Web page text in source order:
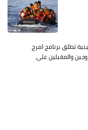
تطلق برنامج (مرج
والمقبلين على